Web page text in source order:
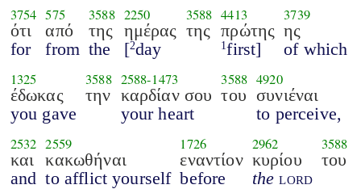
3754
ότι
for
575
από
from
3588
της
the
2250
ημέρας
[2day
3588
της
4413
πρώτης
1first]
3739
ης
of which
1325
έδωκας
you gave
3588
την
2588-1473
καρδίαν σου
your heart
3588
του
4920
συνιέναι
to perceive,
2532
και
and
2559
κακωθήναι
to afflict yourself
1726
εναντίον
before
2962
κυρίου
the lord
3588
του